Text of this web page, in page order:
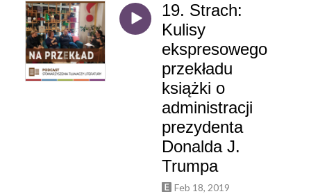
19. Strach:
Kulisy
ekspresowego
przekładu
książki o
administracji
prezydenta
Donalda J.
Trumpa
Feb 18, 2019